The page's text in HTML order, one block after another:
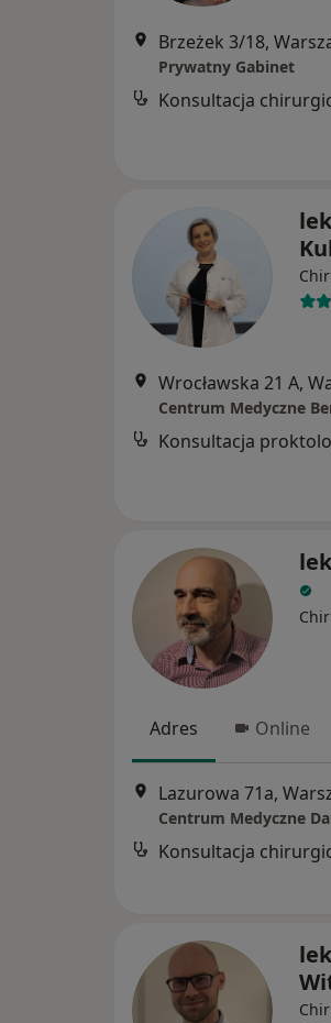
Brzeżek 3/18,
Prywatny Gabinet
Konsultacja
Wrocławska 21 A,
Centrum Medyczne
Konsultacja
Adres Online
Lazurowa 71a,
Centrum Medyczne
Konsultacja